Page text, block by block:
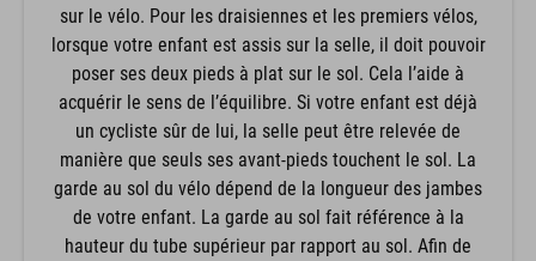
sur le vélo. Pour les draisiennes et les premiers vélos,
lorsque votre enfant est assis sur la selle, il doit pouvoir
poser ses deux pieds à plat sur le sol. Cela l’aide à
acquérir le sens de l’équilibre. Si votre enfant est déjà
un cycliste sûr de lui, la selle peut être relevée de
manière que seuls ses avant-pieds touchent le sol. La
garde au sol du vélo dépend de la longueur des jambes
de votre enfant. La garde au sol fait référence à la
hauteur du tube supérieur par rapport au sol. Afin de